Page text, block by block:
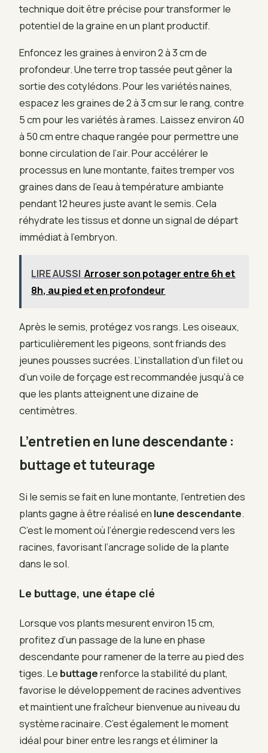
technique doit être précise pour transformer le
potentiel de la graine en un plant productif.
Enfoncez les graines à environ 2 à 3 cm de
profondeur. Une terre trop tassée peut gêner la
sortie des cotylédons. Pour les variétés naines,
espacez les graines de 2 à 3 cm sur le rang, contre
5 cm pour les variétés à rames. Laissez environ 40
à 50 cm entre chaque rangée pour permettre une
bonne circulation de l’air. Pour accélérer le
processus en lune montante, faites tremper vos
graines dans de l’eau à température ambiante
pendant 12 heures juste avant le semis. Cela
réhydrate les tissus et donne un signal de départ
immédiat à l’embryon.
LIRE AUSSI Arroser son potager entre 6h et
8h, au pied et en profondeur
Après le semis, protégez vos rangs. Les oiseaux,
particulièrement les pigeons, sont friands des
jeunes pousses sucrées. L’installation d’un filet ou
d’un voile de forçage est recommandée jusqu’à ce
que les plants atteignent une dizaine de
centimètres.
L’entretien en lune descendante :
buttage et tuteurage
Si le semis se fait en lune montante, l’entretien des
plants gagne à être réalisé en lune descendante.
C’est le moment où l’énergie redescend vers les
racines, favorisant l’ancrage solide de la plante
dans le sol.
Le buttage, une étape clé
Lorsque vos plants mesurent environ 15 cm,
profitez d’un passage de la lune en phase
descendante pour ramener de la terre au pied des
tiges. Le buttagerenforce la stabilité du plant,
favorise le développement de racines adventives
et maintient une fraîcheur bienvenue au niveau du
système racinaire. C’est également le moment
idéal pour biner entre les rangs et éliminer la